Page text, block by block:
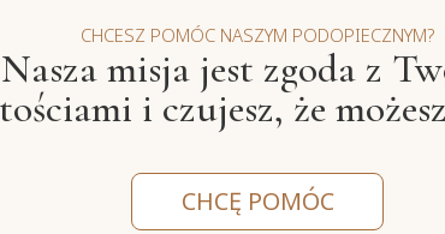
CHCESZ POMÓC NASZYM PODOPIECZNYM?
Nasza misja jest zgoda z
i czujesz, że
CHCĘ POMÓC